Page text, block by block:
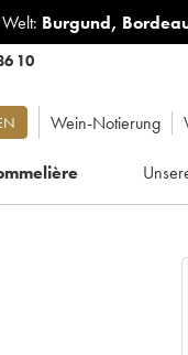
Burgund,
10
Wein-Notierung